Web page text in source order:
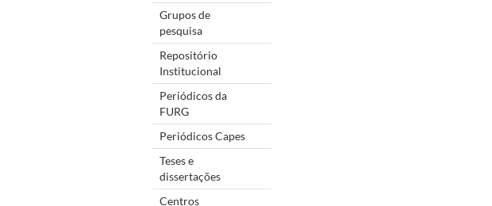
Grupos de
pesquisa
Repositório
Institucional
Periódicos da
FURG
Periódicos Capes
Teses e
dissertações
Centros